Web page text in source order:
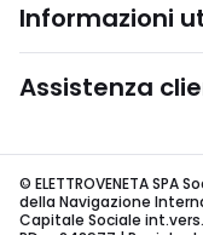
Informazioni
Assistenza
© ELETTROVENETA
della Navigazione
Capitale Sociale int.vers.